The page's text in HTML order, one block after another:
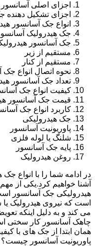
اجزای اصلی آسانسور
اجزای تشکیل دهنده
انواع جک آسانسور
جک هیدرولیک
جک آسانسور
مستقیم از زیر
مستقیم از کنار
نحوه اتصال انواع جک
تعداد جک آسانسور
کیفیت انواع جک
قیمت جک آسانسور
کاربرد انواع جک
جک هیدرولیکی
پاوریونیت آسانسور
شلنگ یا لوله فلزی
پایه جک آسانسور
روغن هیدرولیک
در ادامه شما را با انواع
آشنا خواهیم کرد.یکی از
هیدرولیکی جک آسانسور
است که نیروی هیدرولیک یا
می کند و به دلیل اینکه
چاهک آسانسور کار سختی
همان ابتدا از جک های با
پاوریونیت آسانسور چیست؟